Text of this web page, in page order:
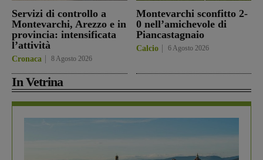
Servizi di controllo a
Montevarchi, Arezzo e in
provincia: intensificata
l’attività
Cronaca 8 Agosto 2026
Montevarchi sconfitto 2-
0 nell’amichevole di
Piancastagnaio
Calcio 6 Agosto 2026
In Vetrina